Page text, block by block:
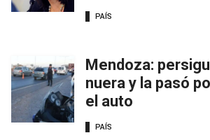
PAÍS
Mendoza:
nuera y la pasó
el auto
PAÍS